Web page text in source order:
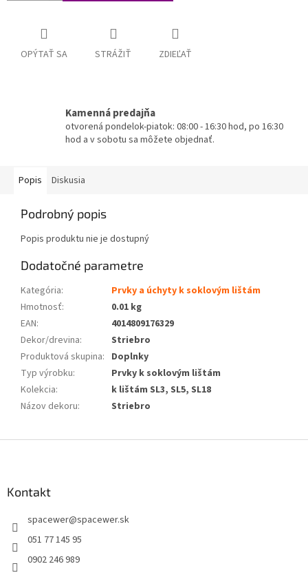
OPÝTAŤ SA STRÁŽIŤ ZDIEĽAŤ
Kamenná predajňa
otvorená pondelok-piatok: 08:00 - 16:30 hod, po 16:30
hod a v sobotu sa môžete objednať.
Popis Diskusia
Podrobný popis
Popis produktu nie je dostupný
Dodatočné parametre
Kategória:
Prvky a úchyty k soklovým lištám
Hmotnosť:
0.01 kg
EAN:
4014809176329
Dekor/drevina:
Striebro
Produktová skupina: Doplnky
Typ výrobku:
Prvky k soklovým lištám
Kolekcia:
k lištám SL3, SL5, SL18
Názov dekoru: Striebro
Kontakt
spacewer@spacewer.sk
051 77 145 95
0902 246 989